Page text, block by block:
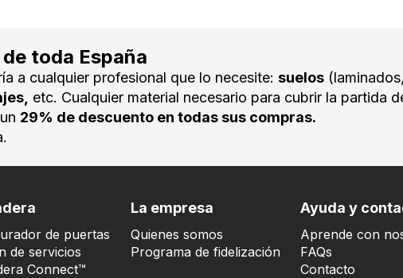
de toda España
a cualquier profesional que lo necesite: suelos
etc. Cualquier material necesario para cubrir la partida
29% de descuento en todas sus compras.
de puertas
de servicios
Connect™
La empresa
Quienes somos
Programa de fidelización
Ayuda y
Aprende con
FAQs
Contacto